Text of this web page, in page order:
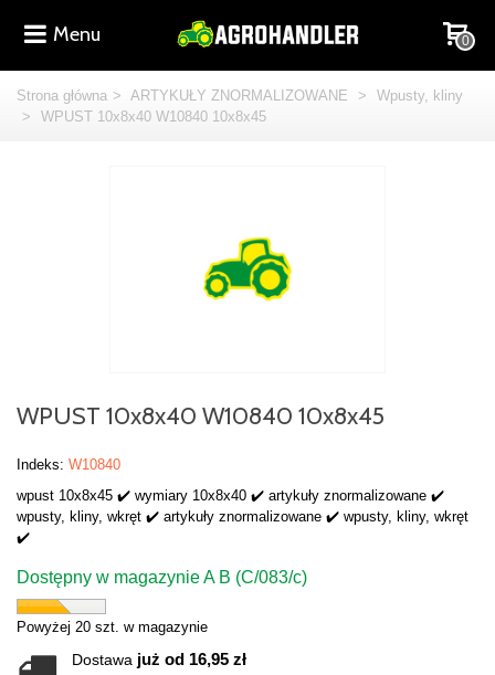
Menu 0
Strona główna > ARTYKUŁY ZNORMALIZOWANE >
Wpusty, kliny
>
WPUST 10x8x40 W10840 10x8x45
WPUST 10x8x40 W10840 10x8x45
Indeks: W10840
wpust 10x8x45 ✔️ wymiary 10x8x40 ✔️ artykuły znormalizowane ✔️
wpusty, kliny, wkręt ✔️ artykuły znormalizowane ✔️ wpusty, kliny, wkręt
✔️
Dostępny w magazynie A B (C/083/c)
Powyżej 20 szt. w magazynie
Dostawa już od 16,95 zł